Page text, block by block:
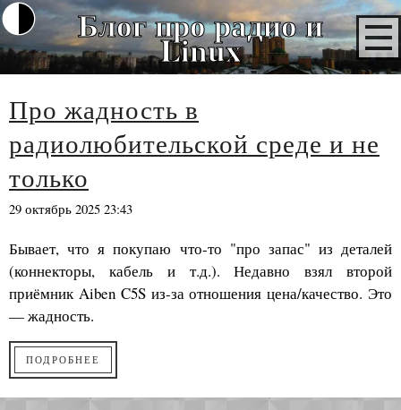
Блог про радио и
Linux
Про жадность в
радиолюбительской среде и не
только
29 октябрь 2025 23:43
Бывает, что я покупаю что-то "про запас" из деталей
(коннекторы, кабель и т.д.). Недавно взял второй
приёмник Aiben C5S из-за отношения цена/качество. Это
— жадность.
ПОДРОБНЕЕ